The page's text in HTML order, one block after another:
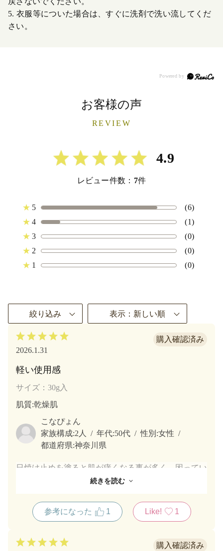
5. 衣服等についた場合は、すぐに洗剤で洗い流してくだ
さい。
お客様の声
REVIEW
4.9
レビュー件数： 7件
★ 5
(6)
★ 4
(1)
★ 3
(0)
★ 2
(0)
★ 1 (0)
絞り込み 表示：新しい順
2026.1.31
軽い使用感
サイズ：30g入
肌質:乾燥肌
こなぴょん
家族構成:2人 年代:50代 性別:女性
都道府県:神奈川県
日焼け止めを塗ると肌が痒くなる事が多く、困ってい
ました。いつもはSPF20のもので良いのですが、アウ
こちらを試しました。
痒くならないし、使用感も軽くて白浮きせず、良いで
続きを読む
参考になった 1 Like! 1